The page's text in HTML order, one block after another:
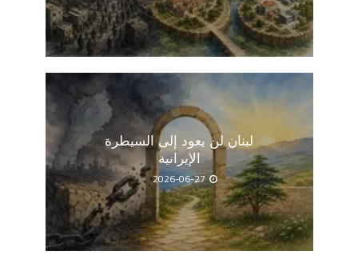
لبنان لن يعود إلى السيطرة
الإيرانية
2026-06-27